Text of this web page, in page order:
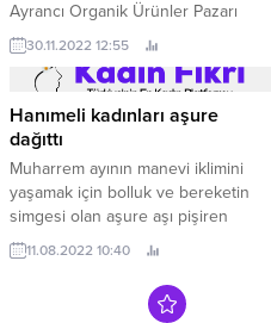
Ayrancı Organik Ürünler Pazarı
15’inci yaşına girerken, aynı
kapsamda kurulan Ümitköy Organik
ve Doğal ürünler Pazarı
Başkentlilerden ilgi görmeye
devam ediyor Çankaya
Belediyesi Ankaralıları doğal ve ‘iyi
tarım’ ürünleriyle buluşturmaya
devam ediyor.
30.11.2022 12:55
Hanımeli kadınları aşure
dağıttı
Muharrem ayının manevi iklimini
yaşamak için bolluk ve bereketin
simgesi olan aşure aşı pişiren
Seferihisar Hanımeli Kadın Girişimi
Üretim ve İşletme Kooperatifi üyesi
kadınlar, pişirdikleri aşureyi
Seferihisarlı vatandaşlarla paylaştı.
11.08.2022 10:40